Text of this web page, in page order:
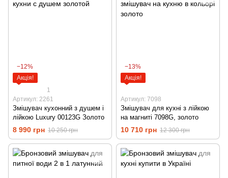
−12%
Акція!
1
Артикул: 2261
Змішувач кухонний з душем і
лійкою Luxury 00123G Золото
8 990 грн 10 250 грн
−13%
Акція!
Артикул: 7098
Змішувач для кухні з лійкою
на магниті 7098G, золото
10 710 грн 12 300 грн